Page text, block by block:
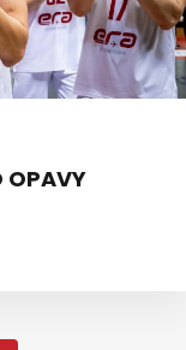
OPAVY